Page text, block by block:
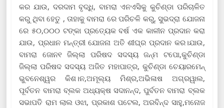
କର ଯାଉ, ଦରଦାମ ବୃଦ୍ଧି, ବାମରା ଏନଏସିକୁ କୁଚିଣ୍ଡା ପରିଚାଳିତ
କରୁ ଥିବା ହେତୁ , ତାହାକୁ ବାମରା ରେ ପରିଚଳି କରୁ, ସୁଭଦ୍ରା ଯୋଜନା
ରେ ୫୦,୦୦୦ ଟଙ୍କା ପ୍ରତ୍ୟେକ ବର୍ଷ ଏକ କାଳୀନ ପ୍ରଦାନ କରା
ଯାଉ, ପ୍ରଧାନ ମନ୍ତ୍ରୀ ଯୋଜନା ଅତି ଶୀଘ୍ର ପ୍ରଦାନ କର।ଯାଉ,
ବାମରା ଜୋନ୧ ଜିଲ୍ଲା ପରିଷଦ ସଦସ୍ୟ ଜନ୍ମ ଟପୋ,କୁଚିଣ୍ଡା
ଜିଲ୍ଲା ପରିଷଦ ସଦସ୍ୟ ଅଜିତ ମହାପାତ୍ର, କୁଚିଣ୍ଡା ଚେୟାରମେନ୍
ଭୁବନେଶ୍ୱର କିଶ।ନ,ଅମୂଲ୍ୟ ମିଶ୍ର,ଅଭିଳାଷ ଅଗ୍ରୱାଲ,
ପୂର୍ବତନ ବାମରା ବ୍ଲକ ଅଧ୍ୟକ୍ଷ ସଦାନନ୍ଦ, ପୁର୍ବତନ ବାମରା ବ୍ଲକ
ସଭାପତି ରାମ ଲାଲ ଓଝା, ପ୍ରକାଶ ପଟେଲ, ଅରବିନ୍ଦ ସାହୁ,ମନୋଜ